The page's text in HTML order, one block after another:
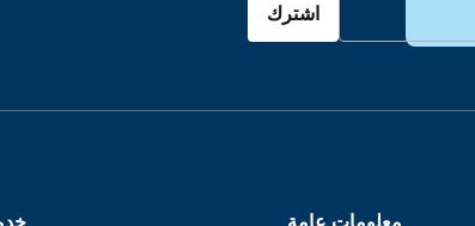
اشترك